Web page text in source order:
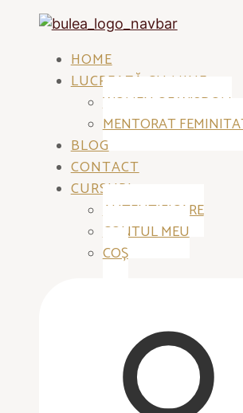
HOME
LUCREAZĂ CU MINE
WOMEN OF WISDOM
MENTORAT
BLOG
CONTACT
CURSURI
AUTENTIFICARE
CONTUL MEU
COȘ